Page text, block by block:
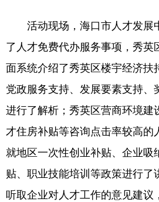
活动现场，海口市人才发展
了人才免费代办服务事项，秀英
面系统介绍了秀英区楼宇经济扶
党政服务支持、发展要素支持、
进行了解析；秀英区营商环境建
才住房补贴等咨询点击率较高的
就地区一次性创业补贴、企业吸
贴、职业技能培训等政策进行了
听取企业对人才工作的意见建议